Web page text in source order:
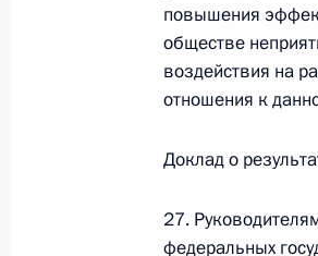
26 июля 2026
Федеральный
О внесении
26 июля 2026 года
повышения
обществе
воздействия на
отношения к
Доклад о
27.
федеральных